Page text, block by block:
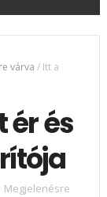
várva / Itt a
ér és
Megjelenésre